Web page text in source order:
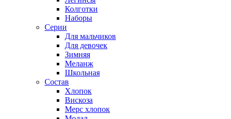
Колготки
Наборы
Серии
Для мальчиков
Для девочек
Зимняя
Меланж
Школьная
Состав
Хлопок
Вискоза
Мерс хлопок